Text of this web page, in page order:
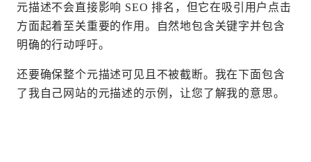
元描述不会直接影响 SEO 排名，但它在吸引用户点击
方面起着至关重要的作用。自然地包含关键字并包含
明确的行动呼吁。
还要确保整个元描述可见且不被截断。我在下面包含
了我自己网站的元描述的示例，让您了解我的意思。